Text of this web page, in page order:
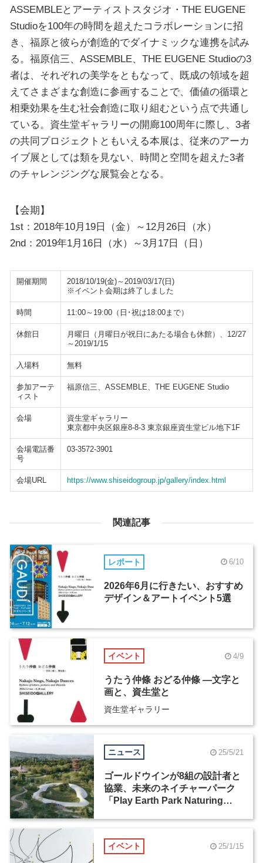
ASSEMBLEとアーティストスタジオ・THE EUGENE
Studioを100年の時間を超えたコラボレーションに招
き、福原と彼らが創造的でダイナミックな連携を試み
る。福原信三、ASSEMBLE、THE EUGENE Studioの3
者は、それぞれの美学をともなって、既成の領域を超
えてさまざまな創造に参画することで、価値の循環と
相乗効果を生む社会創造に取り組むという点で共通し
ている。資生堂ギャラリーの開廊100周年に際し、3者
の共同プロジェクトともいえる本展は、従来のアーカ
イブ展としては類を見ない、時間と空間を超えた3者
のチャレンジングな展覧会となる。
【会期】
1st：2018年10月19日（金）～12月26日（水）
2nd：2019年1月16日（水）～3月17日（日）
開催期間
2018/10/19(金)～2019/03/17(日)
※イベント会期は終了しました
時間 11:00～19:00（日･祝は18:00まで）
休館日
月曜日（月曜日が祝日にあたる場合も休館）、12/27
～2019/1/15
入場料 無料
参加アーテ
ィスト
福原信三、ASSEMBLE、THE EUGENE Studio
会場
資生堂ギャラリー
東京都中央区銀座8-8-3 東京銀座資生堂ビル地下1F
会場電話番
号
03-3572-3901
会場URL https://www.shiseidogroup.jp/gallery/index.html
関連記事
レポート 6/10
2026年6月に行きたい、おすすめ
デザイン＆アートイベント5選
イベント 4/9
うたう仲條 おどる仲條 ―文字と
画と、資生堂と
資生堂ギャラリー
ニュース 25/5/21
ゴールドウインが8組の設計者と
協業、未来のネイチャーパーク
「Play Earth Park Naturing
イベント 25/1/15